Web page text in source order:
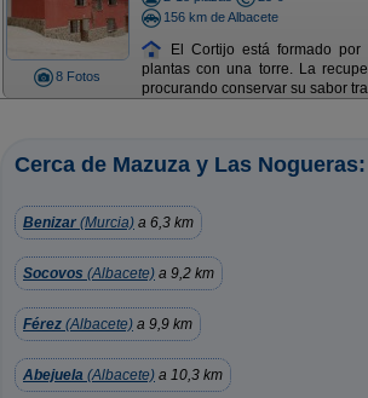
8 Fotos
156 km de Albacete
El Cortijo está formado
plantas con una torre. La
procurando conservar su sabor
Cerca de Mazuza y Las Nogueras:
Benizar (Murcia) a 6,3 km
Socovos (Albacete) a 9,2 km
Férez (Albacete) a 9,9 km
Abejuela (Albacete) a 10,3 km